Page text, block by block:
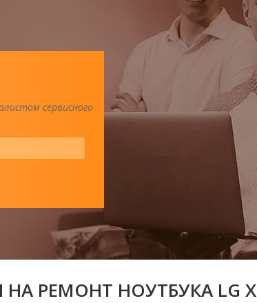
сервисного
РЕМОНТ НОУТБУКА LG X